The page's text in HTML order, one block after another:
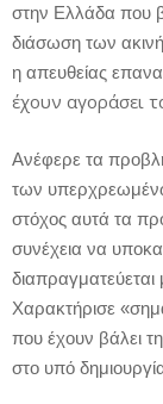
στην Ελλάδα που
διάσωση των
η απευθείας
έχουν αγοράσει
Ανέφερε τα
των
στόχος αυτά τα
συνέχεια να
διαπραγματεύεται
Χαρακτήρισε
που έχουν βάλει
στο υπό